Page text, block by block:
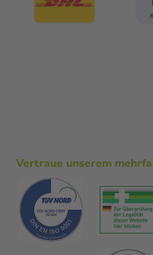
Vertraue unserem